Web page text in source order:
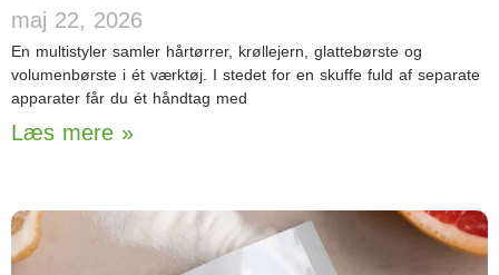
maj 22, 2026
En multistyler samler hårtørrer, krøllejern, glattebørste og
volumenbørste i ét værktøj. I stedet for en skuffe fuld af separate
apparater får du ét håndtag med
Læs mere »